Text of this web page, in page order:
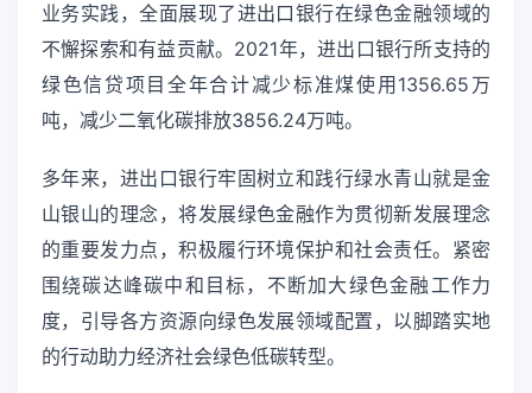
业务实践，全面展现了进出口银行在绿色金融领域的
不懈探索和有益贡献。2021年，进出口银行所支持的
绿色信贷项目全年合计减少标准煤使用1356.65万
吨，减少二氧化碳排放3856.24万吨。
多年来，进出口银行牢固树立和践行绿水青山就是金
山银山的理念，将发展绿色金融作为贯彻新发展理念
的重要发力点，积极履行环境保护和社会责任。紧密
围绕碳达峰碳中和目标，不断加大绿色金融工作力
度，引导各方资源向绿色发展领域配置，以脚踏实地
的行动助力经济社会绿色低碳转型。